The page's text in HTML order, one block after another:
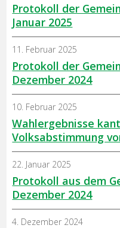
Protokoll der
Januar 2025
Protokoll der
Dezember 2024
11. Februar 2025
Wahlergebnisse
Volksabstimmung
10. Februar 2025
Protokoll aus dem
Dezember 2024
22. Januar 2025
4. Dezember 2024